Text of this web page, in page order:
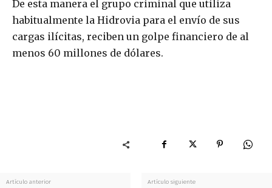
De esta manera el grupo criminal que utiliza
habitualmente la Hidrovia para el envío de sus
cargas ilícitas, reciben un golpe financiero de al
menos 60 millones de dólares.
Artículo anterior Artículo siguiente